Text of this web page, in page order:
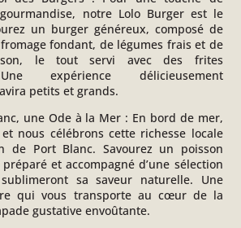
notre Lolo Burger est le
un burger généreux, composé de
fondant, de légumes frais et de
le tout servi avec des frites
expérience délicieusement
petits et grands.
une Ode à la Mer : En bord de mer,
nous célébrons cette richesse locale
de Port Blanc. Savourez un poisson
et accompagné d’une sélection
sa saveur naturelle. Une
qui vous transporte au cœur de la
gustative envoûtante.